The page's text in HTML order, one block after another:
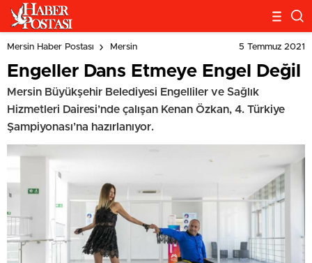
Mersin Haber Postası Mersin 5 Temmuz 2021
Engeller Dans Etmeye Engel Değil
Mersin Büyükşehir Belediyesi Engelliler ve Sağlık
Hizmetleri Dairesi’nde çalışan Kenan Özkan, 4. Türkiye
Şampiyonası’na hazırlanıyor.